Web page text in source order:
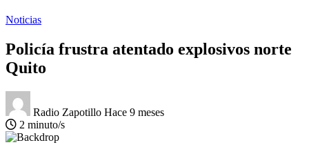
Noticias
Policía frustra atentado explosivos norte
Quito
Radio Zapotillo Hace 9 meses
2 minuto/s